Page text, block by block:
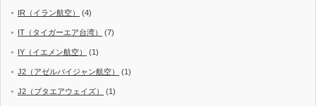
IR（イラン航空） (4)
IT（タイガーエア台湾） (7)
IY（イエメン航空） (1)
J2（アゼルバイジャン航空） (1)
J2（ブタエアウェイズ） (1)